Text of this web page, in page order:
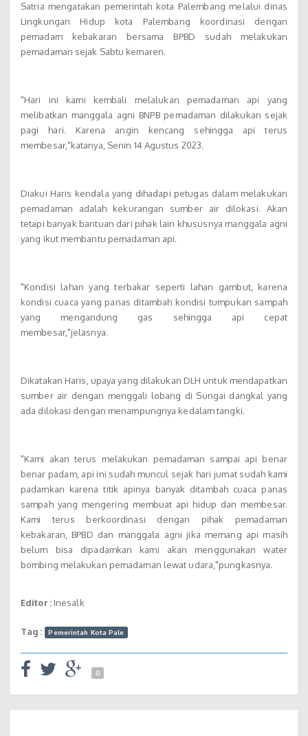
Satria mengatakan pemerintah kota Palembang melalui dinas
Lingkungan Hidup kota Palembang koordinasi dengan
pemadam kebakaran bersama BPBD sudah melakukan
pemadaman sejak Sabtu kemaren.
"Hari ini kami kembali melalukan pemadaman api yang
melibatkan manggala agni BNPB pemadaman dilakukan sejak
pagi hari. Karena angin kencang sehingga api terus
membesar,"katanya, Senin 14 Agustus 2023.
Diakui Haris kendala yang dihadapi petugas dalam melakukan
pemadaman adalah kekurangan sumber air dilokasi. Akan
tetapi banyak bantuan dari pihak lain khususnya manggala agni
yang ikut membantu pemadaman api.
"Kondisi lahan yang terbakar seperti lahan gambut, karena
kondisi cuaca yang panas ditambah kondisi tumpukan sampah
yang mengandung gas sehingga api cepat
membesar,"jelasnya.
Dikatakan Haris, upaya yang dilakukan DLH untuk mendapatkan
sumber air dengan menggali lobang di Sungai dangkal yang
ada dilokasi dengan menampungnya kedalam tangki.
"Kami akan terus melakukan pemadaman sampai api benar
benar padam, api ini sudah muncul sejak hari jumat sudah kami
padamkan karena titik apinya banyak ditambah cuaca panas
sampah yang mengering membuat api hidup dan membesar.
Kami terus berkoordinasi dengan pihak pemadaman
kebakaran, BPBD dan manggala agni jika memang api masih
belum bisa dipadamkan kami akan menggunakan water
bombing melakukan pemadaman lewat udara,"pungkasnya.
Editor :Inesalk
Tag : Pemerintah Kota Pale
0